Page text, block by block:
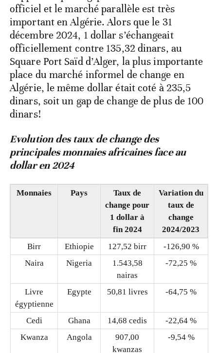
officiel et le marché parallèle est très
important en Algérie. Alors que le 31
décembre 2024, 1 dollar s’échangeait
officiellement contre 135,32 dinars, au
Square Port Saïd d’Alger, la plus importante
place du marché informel de change en
Algérie, le même dollar était coté à 235,5
dinars, soit un gap de change de plus de 100
dinars!
Evolution des taux de change des
principales monnaies africaines face au
dollar en 2024
Monnaies Pays
Taux de
change pour
1 dollar à
fin 2024
Variation du
taux de
change
2024/2023
Birr
Ethiopie 127,52 birr
-126,90 %
Naira
Nigeria
1.543,58
nairas
-72,25 %
Livre
égyptienne
Egypte 50,81 livres -64,75 %
Cedi Ghana 14,68 cedis
-22,64 %
Kwanza
Angola
907,00
kwanzas
-9,54 %